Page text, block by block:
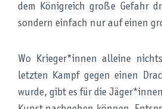
dem Königreich große Gefahr
sondern einfach nur auf einen
Wo Krieger*innen alleine
letzten Kampf gegen einen
wurde, gibt es für die